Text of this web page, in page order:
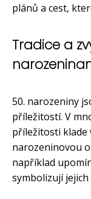
plánů a cest,
Tradice a
50. narozeniny
příležitostí. V
příležitosti klade
narozeninovou
například
symbolizují